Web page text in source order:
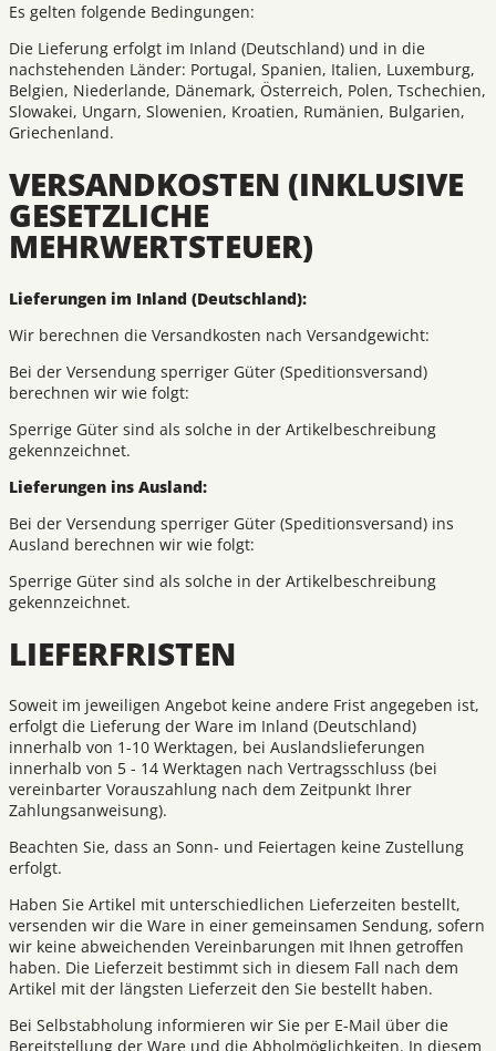
Es gelten folgende Bedingungen:
Die Lieferung erfolgt im Inland (Deutschland) und in die
nachstehenden Länder: Portugal, Spanien, Italien, Luxemburg,
Belgien, Niederlande, Dänemark, Österreich, Polen, Tschechien,
Slowakei, Ungarn, Slowenien, Kroatien, Rumänien, Bulgarien,
Griechenland.
VERSANDKOSTEN (INKLUSIVE
GESETZLICHE
MEHRWERTSTEUER)
Lieferungen im Inland (Deutschland):
Wir berechnen die Versandkosten nach Versandgewicht:
Bei der Versendung sperriger Güter (Speditionsversand)
berechnen wir wie folgt:
Sperrige Güter sind als solche in der Artikelbeschreibung
gekennzeichnet.
Lieferungen ins Ausland:
Bei der Versendung sperriger Güter (Speditionsversand) ins
Ausland berechnen wir wie folgt:
Sperrige Güter sind als solche in der Artikelbeschreibung
gekennzeichnet.
LIEFERFRISTEN
Soweit im jeweiligen Angebot keine andere Frist angegeben ist,
erfolgt die Lieferung der Ware im Inland (Deutschland)
innerhalb von 1-10 Werktagen, bei Auslandslieferungen
innerhalb von 5 - 14 Werktagen nach Vertragsschluss (bei
vereinbarter Vorauszahlung nach dem Zeitpunkt Ihrer
Zahlungsanweisung).
Beachten Sie, dass an Sonn- und Feiertagen keine Zustellung
erfolgt.
Haben Sie Artikel mit unterschiedlichen Lieferzeiten bestellt,
versenden wir die Ware in einer gemeinsamen Sendung, sofern
wir keine abweichenden Vereinbarungen mit Ihnen getroffen
haben. Die Lieferzeit bestimmt sich in diesem Fall nach dem
Artikel mit der längsten Lieferzeit den Sie bestellt haben.
Bei Selbstabholung informieren wir Sie per E-Mail über die
Bereitstellung der Ware und die Abholmöglichkeiten. In diesem